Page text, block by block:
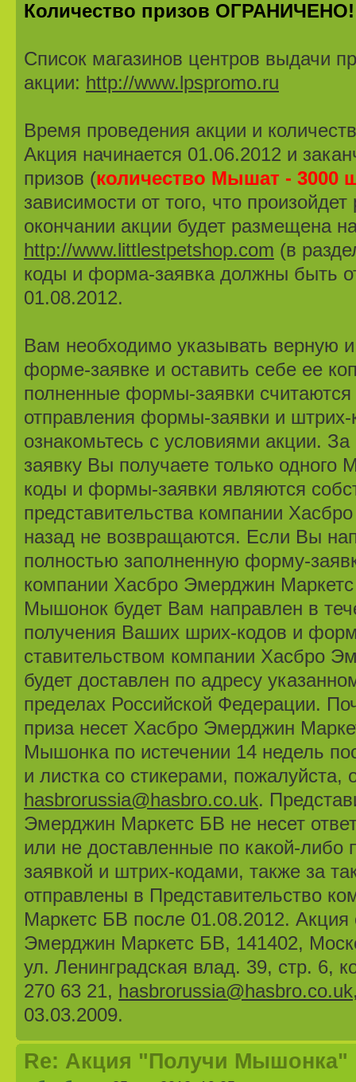
Количество призов ОГРАНИЧЕНО!
Список магазинов центров выдачи
акции: http://www.lpspromo.ru
Время проведения акции и
Акция начинается 01.06.2012 и
призов (количество Мышат - 3000
зависимости от того, что
окончании акции будет размещена
http://www.littlestpetshop.com (в
коды и форма-заявка должны быть
01.08.2012.
Вам необходимо указывать верную
форме-заявке и оставить себе ее
полненные формы-заявки
отправления формы-заявки и штрих-
ознакомьтесь с условиями акции.
заявку Вы получаете только
коды и формы-заявки являются
представительства компа­нии
назад не возвращаются. Если Вы
полностью заполненную форму-
компании Хасбро Эмерджин
Мышонок будет Вам направлен в
получения Ваших шрих-кодов и
ставительством компании Хасбро
будет доставлен по адресу
пределах Российской Федерации.
приза несет Хасбро Эмерджин
Мышонка по истечении 14 недель
и листка со стикерами, пожалуйста,
hasbrorussia@hasbro.co.uk.
Эмерджин Маркетс БВ не несет
или не достав­ленные по какой-
заявкой и штрих-кодами, также за
отправлены в Представительство
Маркетс БВ после 01.08.2012. Акция
Эмерджин Маркетс БВ, 141402,
ул. Ленинградская влад. 39, стр. 6,
270 63 21, hasbrorussia@hasbro.co.uk
03.03.2009.
Re: Акция "Получи Мышонка"